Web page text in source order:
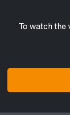
To watch the